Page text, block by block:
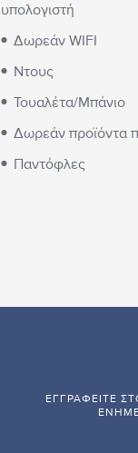
υπολογιστή
Δωρεάν WIFI
Ντους
Τουαλέτα/Μπάνιο
Δωρεάν προϊόντα
Παντόφλες
ΕΓΓΡΑΦΕΊΤΕ